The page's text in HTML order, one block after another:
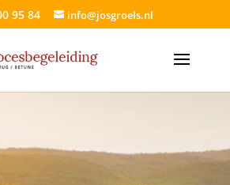
95 84 info@josgroels.nl